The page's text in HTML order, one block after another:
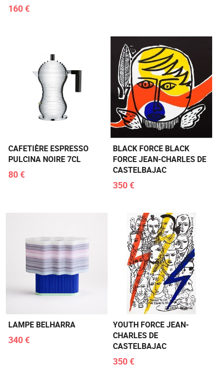
160 €
CAFETIÈRE ESPRESSO
PULCINA NOIRE 7CL
80 €
BLACK FORCE BLACK
FORCE JEAN-CHARLES DE
CASTELBAJAC
350 €
LAMPE BELHARRA
340 €
YOUTH FORCE JEAN-
CHARLES DE
CASTELBAJAC
350 €